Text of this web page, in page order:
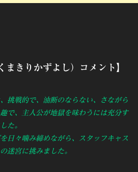
きりかずよし）コメント】
挑戦的で、油断のならない、さながら
で、主人公が地獄を味わうには充分す
た。
日々噛み締めながら、スタッフキャス
迷宮に挑みました。